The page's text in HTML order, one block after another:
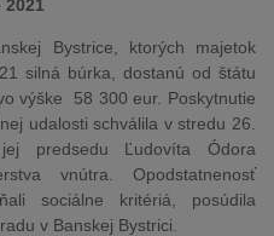
Bystrice, ktorých majetok
silná búrka, dostanú od štátu
výške 58 300 eur. Poskytnutie
udalosti schválila v stredu 26.
predsedu Ľudovíta Ódora
vnútra. Opodstatnenosť
sociálne kritériá, posúdila
v Banskej Bystrici.